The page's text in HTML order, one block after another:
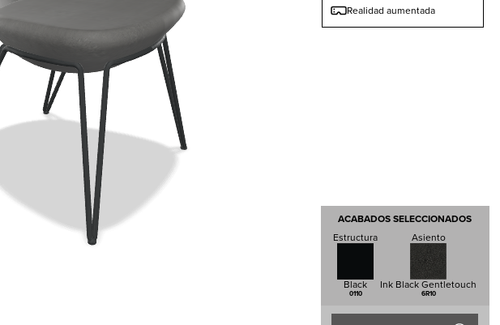
Realidad aumentada
ACABADOS SELECCIONADOS
Estructura
Black
0110
Asiento
Ink Black Gentletouch
6R10